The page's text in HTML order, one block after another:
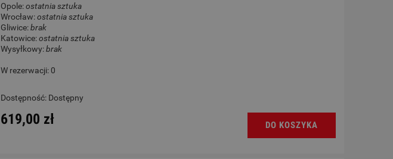
Opole:ostatnia sztuka
Wrocław:ostatnia sztuka
Gliwice:brak
Katowice:ostatnia sztuka
Wysyłkowy:brak
W rezerwacji: 0
Dostępność: Dostępny
619,00 zł DO KOSZYKA